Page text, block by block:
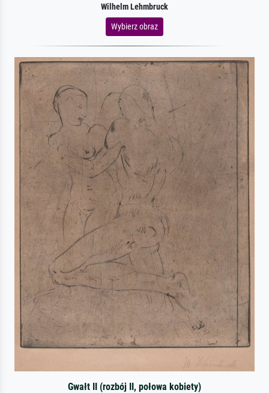
Wilhelm Lehmbruck
Wybierz obraz
Gwałt II (rozbój II, połowa kobiety)